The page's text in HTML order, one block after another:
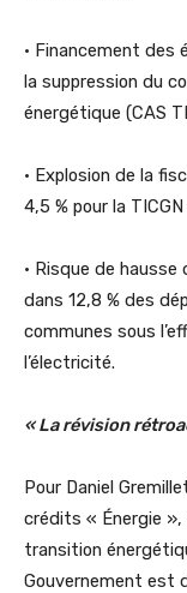
• Financement des
la suppression du
énergétique (CAS
• Explosion de la
4,5 % pour la
• Risque de
dans 12,8 % des
communes sous
l’électricité.
« La révision
Pour Daniel
crédits « Énergie
transition
Gouvernement est